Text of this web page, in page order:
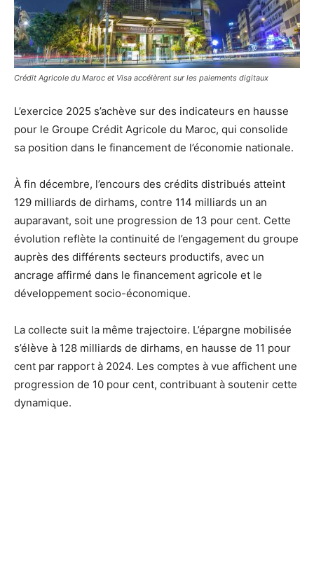
Crédit Agricole du Maroc et Visa accélèrent sur les paiements digitaux
L’exercice 2025 s’achève sur des indicateurs en hausse
pour le Groupe Crédit Agricole du Maroc, qui consolide
sa position dans le financement de l’économie nationale.
À fin décembre, l’encours des crédits distribués atteint
129 milliards de dirhams, contre 114 milliards un an
auparavant, soit une progression de 13 pour cent. Cette
évolution reflète la continuité de l’engagement du groupe
auprès des différents secteurs productifs, avec un
ancrage affirmé dans le financement agricole et le
développement socio-économique.
La collecte suit la même trajectoire. L’épargne mobilisée
s’élève à 128 milliards de dirhams, en hausse de 11 pour
cent par rapport à 2024. Les comptes à vue affichent une
progression de 10 pour cent, contribuant à soutenir cette
dynamique.